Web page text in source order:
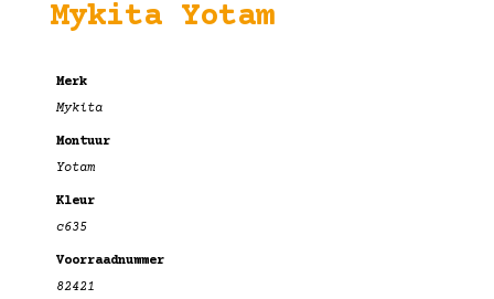
Mykita Yotam
Merk
Mykita
Montuur
Yotam
Kleur
c635
Voorraadnummer
82421